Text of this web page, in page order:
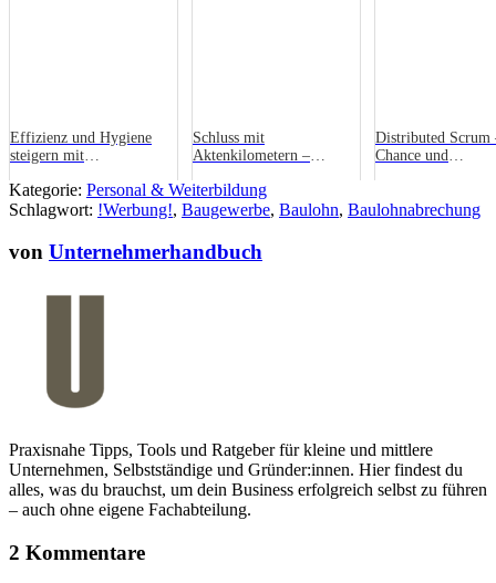
Effizienz und Hygiene
steigern mit
Gastronomiebedarf
Schluss mit
Aktenkilometern –
mit Digitalisierung
Distributed Scrum
Chance und
Kategorie: Personal & Weiterbildung
Schlagwort: !Werbung!, Baugewerbe, Baulohn, Baulohnabrechung
von Unternehmerhandbuch
Praxisnahe Tipps, Tools und Ratgeber für kleine und mittlere
Unternehmen, Selbstständige und Gründer:innen. Hier findest du
alles, was du brauchst, um dein Business erfolgreich selbst zu führen
– auch ohne eigene Fachabteilung.
2 Kommentare